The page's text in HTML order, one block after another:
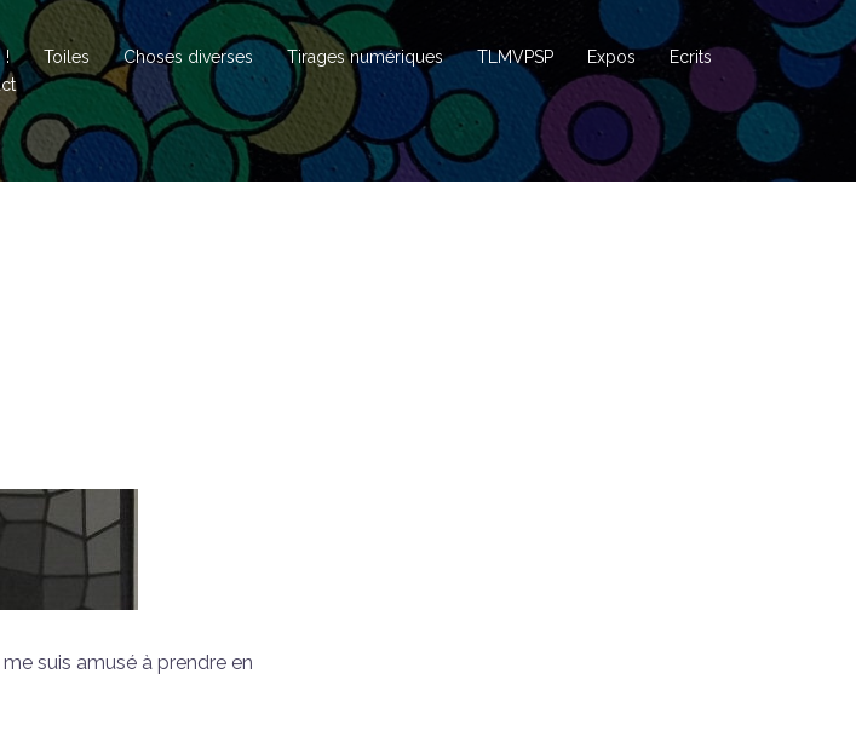
! Toiles Choses diverses Tirages numériques TLMVPSP Expos
Ecrits
suis amusé à prendre en